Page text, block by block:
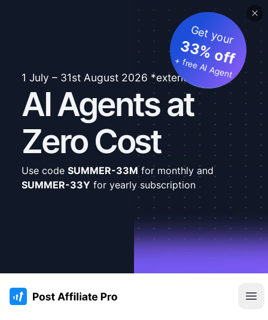
1 July – 31st August 2026 *extended
AI Agents at
Zero Cost
Get your
33% off
+ free AI Agent
Use code SUMMER-33Mfor monthly and
SUMMER-33Y for yearly subscription
:site.title